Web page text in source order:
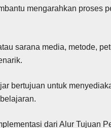
mengarahkan proses
sarana media, metode,
bertujuan untuk
dari Alur Tujuan